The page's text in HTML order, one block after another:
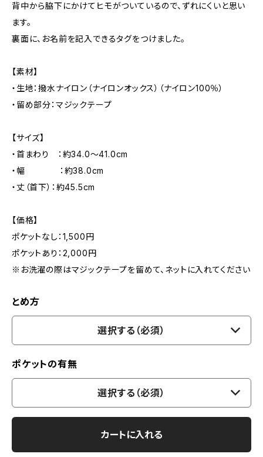
背中から脇下にかけてヒモがついているので、ずれにくいと思い
ます。
裏面に、お名前を記入できるタグをつけました。
【素材】
・生地：撥水ナイロン（ナイロンオックス）（ナイロン100％）
・留め部分：マジックテープ
【サイズ】
・首まわり ：約34.0～41.0cm
・幅 ：約38.0cm
・丈（首下）：約45.5cm
【価格】
ポケットなし：1,500円
ポケットあり：2,000円
※お洗濯の際はマジックテープを留めて、ネットに入れてください
とめ方
選択する（必須）
ポケットの有無
選択する（必須）
カートに入れる